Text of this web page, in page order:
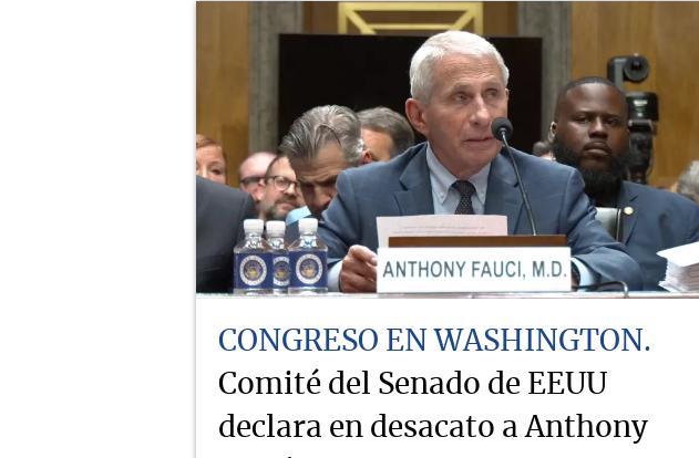
CONGRESO EN WASHINGTON
Comité del Senado de EEUU
declara en desacato a Anthony